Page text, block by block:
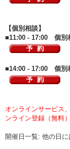
【個別相談】
■11:00 - 17:00 個別
■14:00 - 17:00 個別
オンラインサービス
ンライン登録（無料
開催日一覧: 他の日